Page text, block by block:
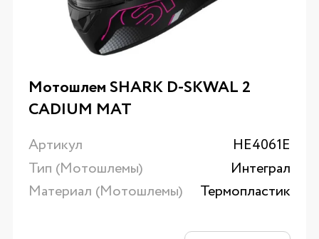
Мотошлем SHARK D-SKWAL 2
CADIUM MAT
Артикул
HE4061E
Тип (Мотошлемы)
Интеграл
Материал (Мотошлемы)
Термопластик